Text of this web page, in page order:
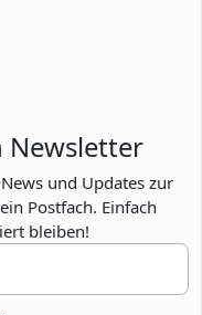
Newsletter
und Updates zur
Postfach. Einfach
bleiben!